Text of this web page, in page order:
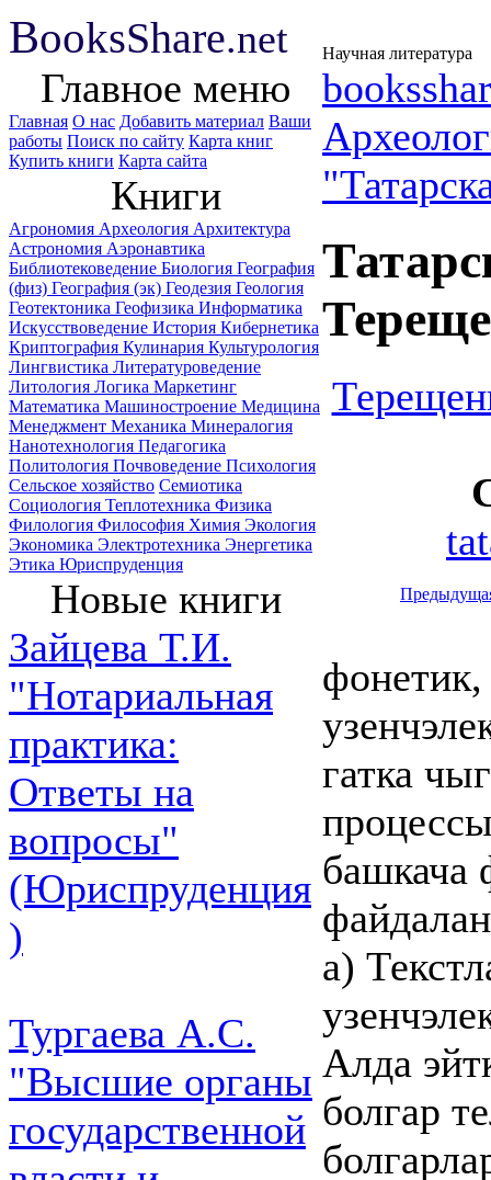
BooksShare.net Научная литература
Главное меню
Главная О нас Добавить материал Ваши
работы Поиск по сайту Карта книг
Купить книги Карта сайта
Книги
Агрономия Археология Архитектура
Астрономия Аэронавтика
Библиотековедение Биология География
(физ) География (эк) Геодезия Геология
Геотектоника Геофизика Информатика
Искусствоведение История Кибернетика
Криптография Кулинария Культурология
Лингвистика Литературоведение
Литология Логика Маркетинг
Математика Машиностроение Медицина
Менеджмент Механика Минералогия
Нанотехнология Педагогика
Политология Почвоведение Психология
Сельское хозяйство Семиотика
Социология Теплотехника Физика
Филология Философия Химия Экология
Экономика Электротехника Энергетика
Этика Юриспруденция
Новые книги
Зайцева Т.И.
"Нотариальная
практика:
Ответы на
вопросы"
(Юриспруденция
)
Тургаева А.С.
"Высшие органы
государственной
гатка
башкача
а)
Алда
болгар